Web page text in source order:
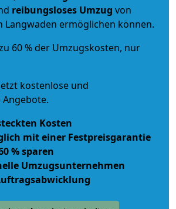
reibungsloses Umzug von
Langwaden ermöglichen können.
60 % der Umzugskosten, nur
kostenlose und
Kosten
mit einer Festpreisgarantie
% sparen
Umzugsunternehmen